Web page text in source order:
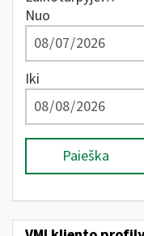
Nuo
Iki
Paieška